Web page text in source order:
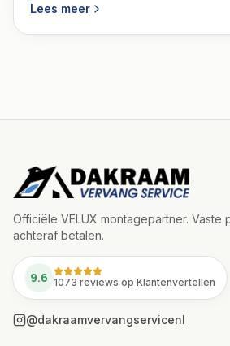
Lees meer
Officiële VELUX montagepartner. Vaste
achteraf betalen.
9.6 1073 reviews op Klantenvertellen
@dakraamvervangservicenl